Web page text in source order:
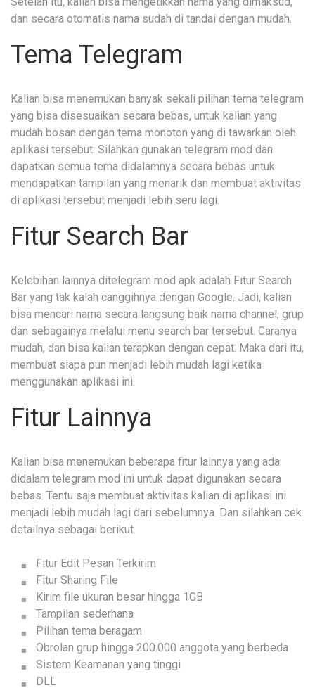
dan secara otomatis nama sudah di tandai dengan mudah.
Tema Telegram
Kalian bisa menemukan banyak sekali pilihan tema telegram
yang bisa disesuaikan secara bebas, untuk kalian yang
mudah bosan dengan tema monoton yang di tawarkan oleh
aplikasi tersebut. Silahkan gunakan telegram mod dan
dapatkan semua tema didalamnya secara bebas untuk
mendapatkan tampilan yang menarik dan membuat aktivitas
di aplikasi tersebut menjadi lebih seru lagi.
Fitur Search Bar
Kelebihan lainnya ditelegram mod apk adalah Fitur Search
Bar yang tak kalah canggihnya dengan Google. Jadi, kalian
bisa mencari nama secara langsung baik nama channel, grup
dan sebagainya melalui menu search bar tersebut. Caranya
mudah, dan bisa kalian terapkan dengan cepat. Maka dari itu,
membuat siapa pun menjadi lebih mudah lagi ketika
menggunakan aplikasi ini.
Fitur Lainnya
Kalian bisa menemukan beberapa fitur lainnya yang ada
didalam telegram mod ini untuk dapat digunakan secara
bebas. Tentu saja membuat aktivitas kalian di aplikasi ini
menjadi lebih mudah lagi dari sebelumnya. Dan silahkan cek
detailnya sebagai berikut.
Fitur Edit Pesan Terkirim
Fitur Sharing File
Kirim file ukuran besar hingga 1GB
Tampilan sederhana
Pilihan tema beragam
Obrolan grup hingga 200.000 anggota yang berbeda
Sistem Keamanan yang tinggi
DLL